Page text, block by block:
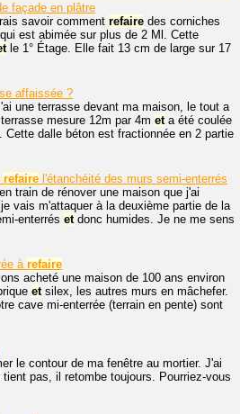
façade en plâtre
savoir comment refaire des corniches
est abimée sur plus de 2 Ml. Cette
le 1° Étage. Elle fait 13 cm de large sur 17
affaissée ?
une terrasse devant ma maison, le tout a
mesure 12m par 4m eta été coulée
Cette dalle béton est fractionnée en 2 partie
refaire l'étanchéité des murs semi-enterrés
train de rénover une maison que j'ai
vais m'attaquer à la deuxième partie de la
enterrés etdonc humides. Je ne me sens
à refaire
acheté une maison de 100 ans environ
etsilex, les autres murs en mâchefer.
cave mi-enterrée (terrain en pente) sont
le contour de ma fenêtre au mortier. J'ai
pas, il retombe toujours. Pourriez-vous